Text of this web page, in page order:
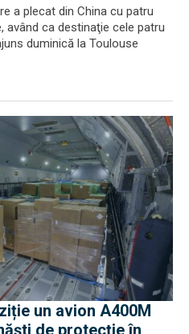
a plecat din China cu patru
având ca destinaţie cele patru
duminică la Toulouse
un avion A400M
de protecție în